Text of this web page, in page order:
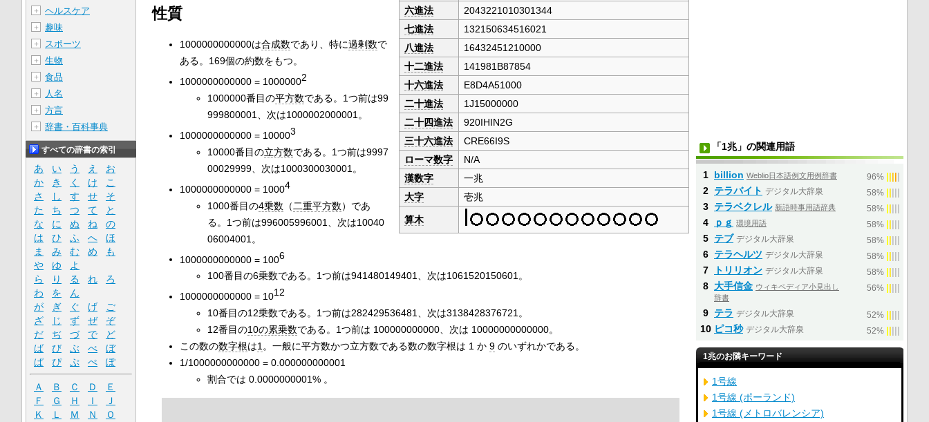
六進法
2043221010301344
七進法
132150634516021
八進法
16432451210000
十二進法
141981B87854
十六進法
E8D4A51000
二十進法
1J15000000
二十四進法
920IHIN2G
三十六進法
CRE66I9S
ローマ数字
N/A
漢数字
一兆
大字
壱兆
算木
性質
1000000000000は合成数であり、特に過剰数で
ある。169個の約数をもつ。
1000000000000 = 10000002
1000000番目の平方数である。1つ前は99
999800001、次は1000002000001。
1000000000000 = 100003
10000番目の立方数である。1つ前は9997
00029999、次は1000300030001。
1000000000000 = 10004
1000番目の4乗数 （ 二重平方数）であ
る。1つ前は996005996001、次は10040
06004001。
1000000000000 = 1006
100番目の6乗数である。1つ前は941480149401、次は1061520150601。
1000000000000 = 1012
10番目の12乗数である。1つ前は282429536481、次は3138428376721。
12番目の10の累乗数である。1つ前は 100000000000、次は 10000000000000。
この数の数字根は1。一般に平方数かつ立方数である数の数字根は 1 か 9のいずれかである。
1/1000000000000= 0.000000000001
割合では 0.0000000001% 。
＋ ヘルスケア
＋ 趣味
＋ スポーツ
＋ 生物
＋ 食品
＋ 人名
＋ 方言
＋ 辞書・百科事典
すべての辞書の索引
あ い う え
お
か
き く け
こ
さ
し す せ
そ
た
ち つ て
と
な
に ぬ ね
の
は
ひ ふ へ
ほ
ま
み む め
も
や
ゆ
よ
ら
り る れ
ろ
わ
を
ん
が
ぎ ぐ げ
ご
ざ
じ ず ぜ
ぞ
だ
ぢ づ で
ど
ば
び ぶ べ
ぼ
ぱ
ぴ ぷ ぺ ぽ
Ａ Ｂ Ｃ Ｄ
Ｅ
Ｆ
Ｇ Ｈ Ｉ
Ｊ
Ｋ
Ｌ Ｍ Ｎ
Ｏ
「1兆」の関連用語
1 billion Weblio日本語例文用例辞書 96%
2 テラバイト デジタル大辞泉 58%
3 テラベクレル 新語時事用語辞典 58%
4 ｐｇ 環境用語 58%
5 テブ デジタル大辞泉 58%
6 テラヘルツ デジタル大辞泉 58%
7 トリリオン デジタル大辞泉 58%
8 大手信金 ウィキペディア小見出し
辞書
56%
9 テラ デジタル大辞泉 52%
10 ピコ秒 デジタル大辞泉 52%
1兆のお隣キーワード
1号線
1号線 (ポーランド)
1号線 (メトロバレンシア)